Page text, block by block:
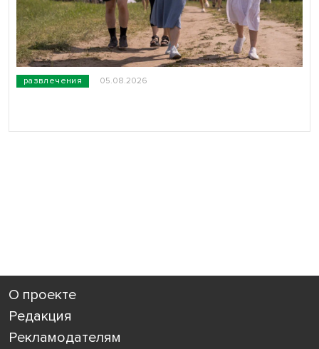
развлечения 05.08.2026
О проекте
Редакция
Рекламодателям